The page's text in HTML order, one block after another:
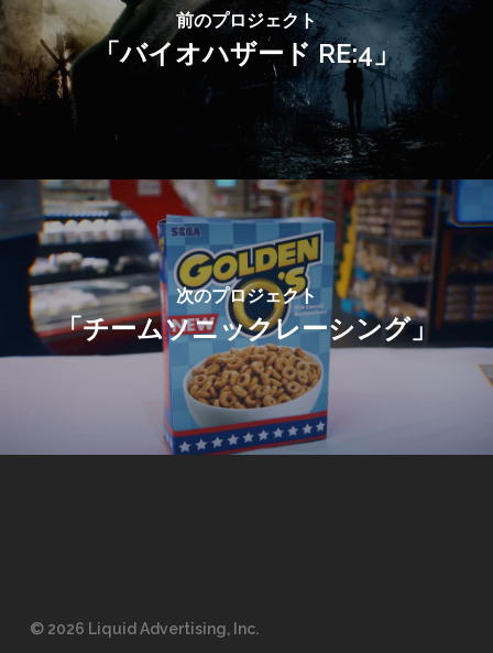
前のプロジェクト
「バイオハザード RE:4」
次のプロジェクト
「チームソニックレーシング」
© 2026 Liquid Advertising, Inc.